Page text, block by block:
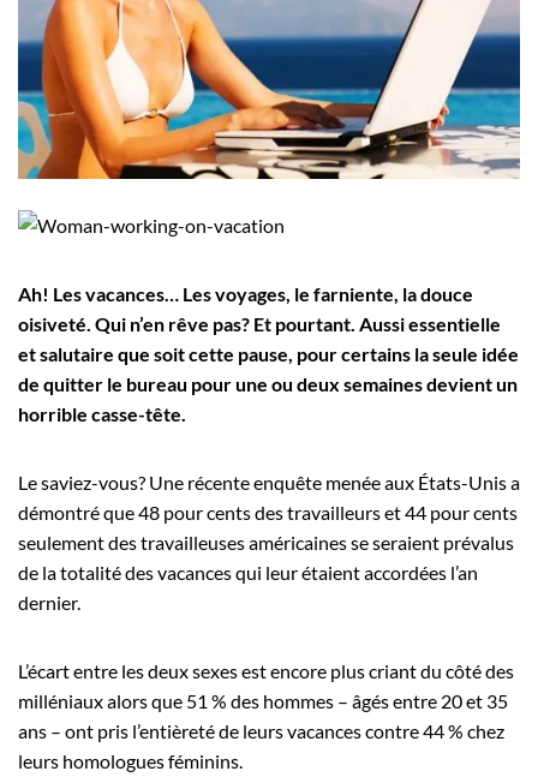
Employeurs
Publiez une offre d'emploi
Ah! Les vacances… Les voyages, le farniente, la douce
oisiveté. Qui n’en rêve pas? Et pourtant. Aussi essentielle
et salutaire que soit cette pause, pour certains la seule idée
de quitter le bureau pour une ou deux semaines devient un
horrible casse-tête.
Le saviez-vous? Une récente enquête menée aux États-Unis a
démontré que 48 pour cents des travailleurs et 44 pour cents
seulement des travailleuses américaines se seraient prévalus
de la totalité des vacances qui leur étaient accordées l’an
dernier.
L’écart entre les deux sexes est encore plus criant du côté des
milléniaux alors que 51 % des hommes – âgés entre 20 et 35
ans – ont pris l’entièreté de leurs vacances contre 44 % chez
leurs homologues féminins.